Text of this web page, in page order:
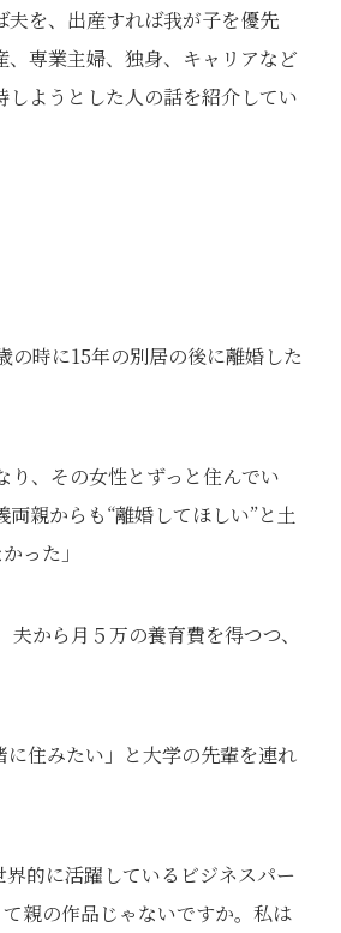
夫を、出産すれば我が子を優先
専業主婦、独身、キャリアなど
ようとした人の話を紹介してい
の時に15年の別居の後に離婚した
り、その女性とずっと住んでい
親からも“離婚してほしい”と土
った」
から月５万の養育費を得つつ、
住みたい」と大学の先輩を連れ
的に活躍しているビジネスパー
親の作品じゃないですか。私は